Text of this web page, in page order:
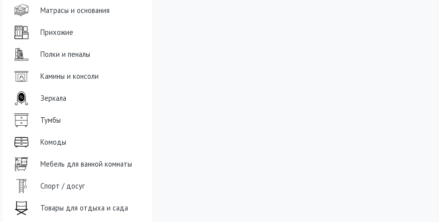
Матрасы и основания
Прихожие
Полки и пеналы
Камины и консоли
Зеркала
Тумбы
Комоды
Мебель для ванной комнаты
Спорт / досуг
Товары для отдыха и сада